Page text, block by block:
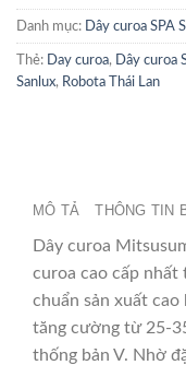
Danh mục: Dây curoa SPA
Thẻ: Day curoa, Dây curoa
Sanlux, Robota Thái Lan
MÔ TẢ THÔNG TIN
Dây curoa
curoa cao cấp nhất
chuẩn sản xuất
tăng cường từ 25-
thống bản V. Nhờ